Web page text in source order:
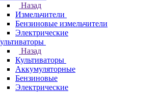
Назад
Измельчители
Бензиновые измельчители
Электрические
Назад
Культиваторы
Аккумуляторные
Бензиновые
Электрические